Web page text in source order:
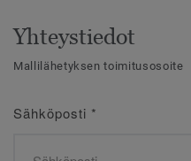
Yhteystiedot
Mallilähetyksen toimitusosoite
Sähköposti *